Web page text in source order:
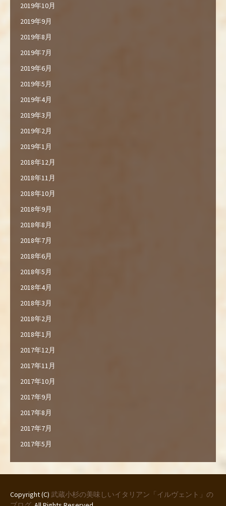
2019年10月
2019年9月
2019年8月
2019年7月
2019年6月
2019年5月
2019年4月
2019年3月
2019年2月
2019年1月
2018年12月
2018年11月
2018年10月
2018年9月
2018年8月
2018年7月
2018年6月
2018年5月
2018年4月
2018年3月
2018年2月
2018年1月
2017年12月
2017年11月
2017年10月
2017年9月
2017年8月
2017年7月
2017年5月
Copyright (C) 武蔵小杉の美味しいイタリアン「イルヴェント」の